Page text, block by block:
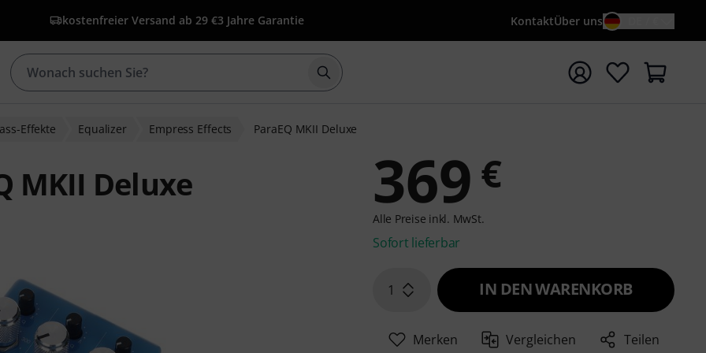
kostenfreier Versand ab 29 €3 Jahre Garantie KontaktÜber uns
Suche mit Suchwort {searchTerm} starten
Effekte Equalizer Empress Effects ParaEQ MKII Deluxe
MKII Deluxe 369 €
Alle Preise inkl. MwSt.
Sofort lieferbar
1 IN DEN WARENKORB
Merken Vergleichen Teilen